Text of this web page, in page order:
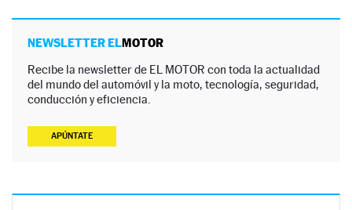
NEWSLETTER ELMOTOR
Recibe la newsletter de EL MOTOR con toda la actualidad
del mundo del automóvil y la moto, tecnología, seguridad,
conducción y eficiencia.
APÚNTATE